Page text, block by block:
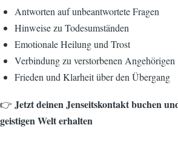
Antworten auf unbeantwortete Fragen
Hinweise zu Todesumständen
Emotionale Heilung und Trost
Verbindung zu verstorbenen Angehörigen
Frieden und Klarheit über den Übergang
👉 Jetzt deinen Jenseitskontakt buchen
geistigen Welt erhalten